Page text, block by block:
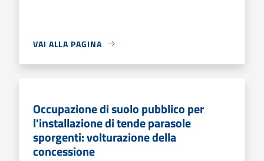
VAI ALLA PAGINA
Occupazione di suolo pubblico per
l'installazione di tende parasole
sporgenti: volturazione della
concessione